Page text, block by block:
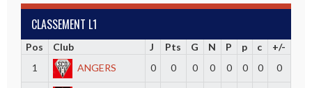
CLASSEMENT L1
Pos Club J Pts G N P p c
+/-
1
ANGERS 0 0 0 0 0 0 0 0